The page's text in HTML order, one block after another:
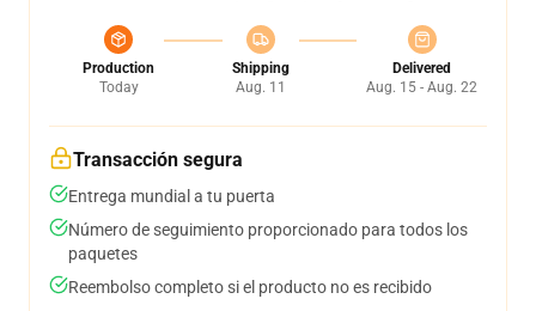
Production
Today
Shipping
Aug. 11
Delivered
Aug. 15 - Aug. 22
Transacción segura
Entrega mundial a tu puerta
Número de seguimiento proporcionado para todos los
paquetes
Reembolso completo si el producto no es recibido